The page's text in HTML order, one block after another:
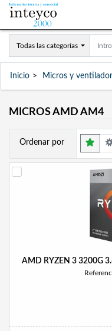
Todas las categorías
Inicio Micros y
MICROS AMD AM4
Ordenar por
AMD RYZEN 3 3200G